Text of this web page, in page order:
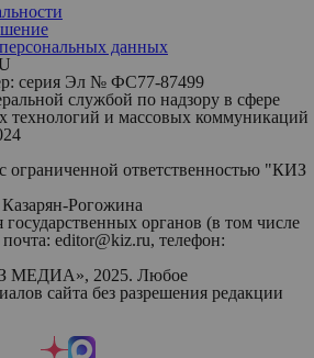
данных
серия Эл № ФС77-87499
службой по надзору в сфере
технологий и массовых коммуникаций
ограниченной ответственностью "КИЗ
Рогожина
органов (в том числе
editor@kiz.ru, телефон:
МЕДИА», 2025. Любое
сайта без разрешения редакции